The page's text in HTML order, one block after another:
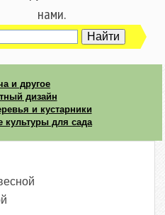
нами.
и другое
дизайн
и кустарники
культуры для сада